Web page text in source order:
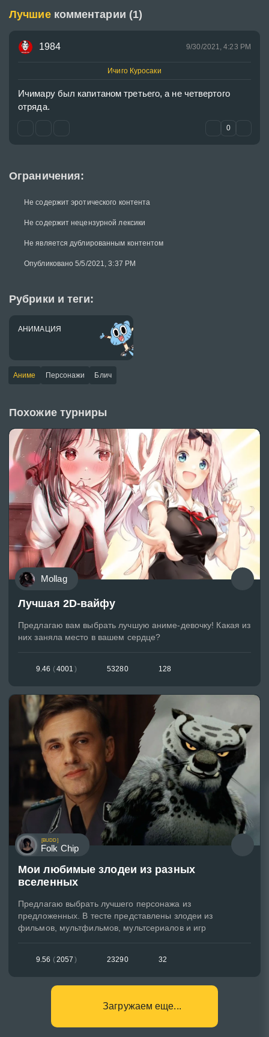
Ограничения:
Не содержит эротического контента
Не содержит нецензурной лексики
Не является дублированным контентом
Опубликовано 5/5/2021, 3:37 PM
Рубрики и теги:
АНИМАЦИЯ
Аниме Персонажи Блич
Лучшие комментарии (1)
1984 9/30/2021, 4:23 PM
Ичиго Куросаки
Ичимару был капитаном третьего, а не четвертого
отряда.
0
Похожие турниры
Mollag
Лучшая 2D-вайфу
Предлагаю вам выбрать лучшую аниме-девочку! Какая из
них заняла место в вашем сердце?
9.46 (4001 ) 53280 128
[BUDD]
Folk Chip
Мои любимые злодеи из разных
вселенных
Предлагаю выбрать лучшего персонажа из
предложенных. В тесте представлены злодеи из
фильмов, мультфильмов, мультсериалов и игр
9.56 (2057 ) 23290 32
Загружаем еще...